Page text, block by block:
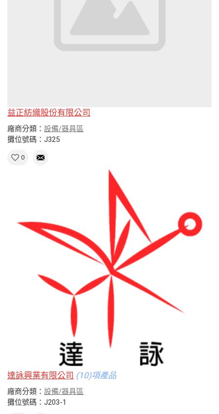
益正紡織股份有限公司
廠商分類： 設備/器具區
攤位號碼：J325
0
達詠興業有限公司 (10)項產品
廠商分類： 設備/器具區
攤位號碼：J203-1